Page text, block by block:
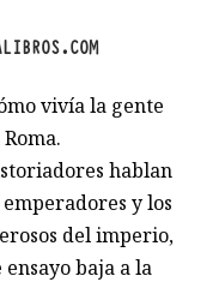
vivía la gente
hablan
y los
del imperio,
baja a la